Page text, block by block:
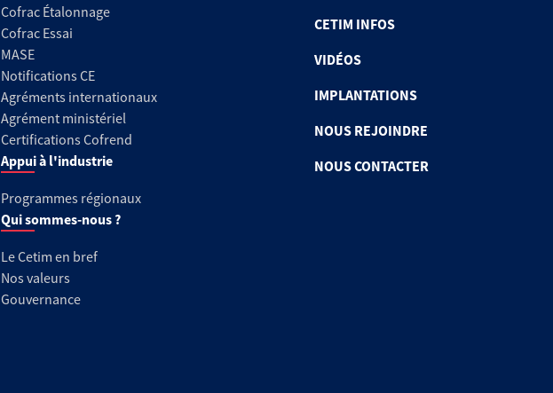
Cofrac Étalonnage
Cofrac Essai
MASE
Notifications CE
Agréments internationaux
Agrément ministériel
Certifications Cofrend
Appui à l'industrie
Programmes régionaux
Qui sommes-nous ?
Le Cetim en bref
Nos valeurs
Gouvernance
CETIM INFOS
VIDÉOS
IMPLANTATIONS
NOUS REJOINDRE
NOUS CONTACTER